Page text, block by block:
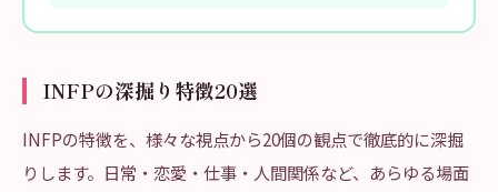
INFPの深掘り特徴20選
INFPの特徴を、様々な視点から20個の観点で徹底的に深掘
りします。日常・恋愛・仕事・人間関係など、あらゆる場面